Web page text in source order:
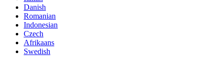
Danish
Romanian
Indonesian
Czech
Afrikaans
Swedish